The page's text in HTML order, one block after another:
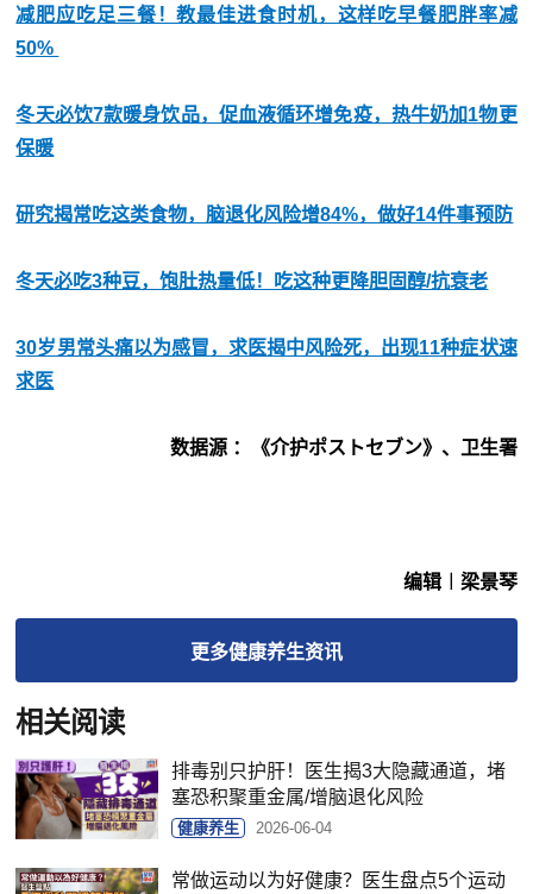
减肥应吃足三餐！教最佳进食时机，这样吃早餐肥胖率减
50%
冬天必饮7款暖身饮品，促血液循环增免疫，热牛奶加1物更
保暖
研究揭常吃这类食物，脑退化风险增84%，做好14件事预防
冬天必吃3种豆，饱肚热量低！吃这种更降胆固醇/抗衰老
30岁男常头痛以为感冒，求医揭中风险死，出现11种症状速
求医
数据源 ：《介护ポストセブン》、卫生署
编辑︱梁景琴
更多健康养生资讯
相关阅读
排毒别只护肝！医生揭3大隐藏通道，堵
塞恐积聚重金属/增脑退化风险
健康养生 2026-06-04
常做运动以为好健康？医生盘点5个运动